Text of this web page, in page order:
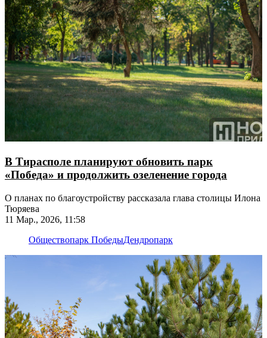
В Тирасполе планируют обновить парк
«Победа» и продолжить озеленение города
О планах по благоустройству рассказала глава столицы Илона
Тюряева
11 Мар., 2026, 11:58
Обществопарк ПобедыДендропарк